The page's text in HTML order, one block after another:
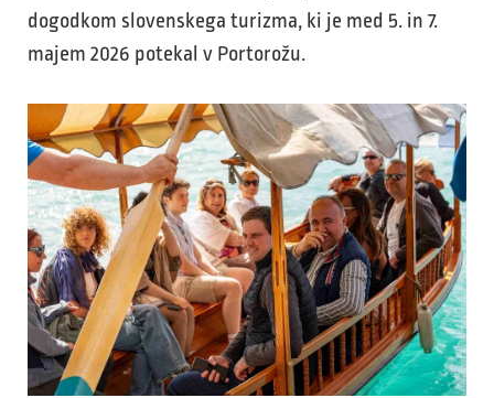
dogodkom slovenskega turizma, ki je med 5. in 7.
majem 2026 potekal v Portorožu.